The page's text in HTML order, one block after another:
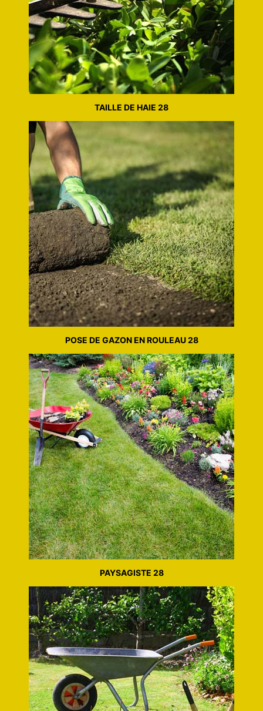
TAILLE DE HAIE 28
POSE DE GAZON EN ROULEAU 28
PAYSAGISTE 28